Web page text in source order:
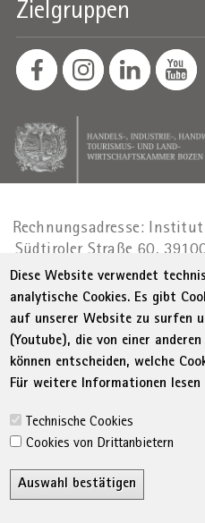
Zielgruppen
Rechnungsadresse:
Südtiroler Straße 60,
01716880214|
© WIFI
Erklärung zur
Transparente
Diese Website verwendet
analytische Cookies. Es gibt
auf unserer Website zu surfen
(Youtube), die von einer
können entscheiden, welche
Für weitere Informationen lesen
Technische Cookies
Cookies von Drittanbietern
Auswahl bestätigen